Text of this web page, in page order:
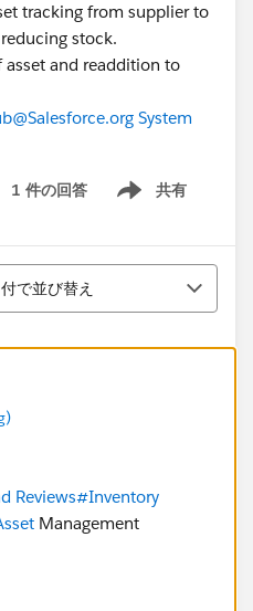
tracking from supplier to
stock.
asset and readdition to
@Salesforce.org System
1 件の回答 共有
Show menu
え
で並び替え
Reviews#Inventory
Management